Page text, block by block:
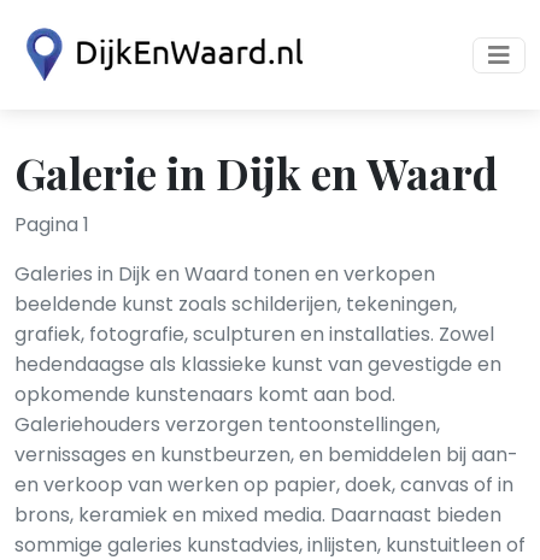
Galerie in Dijk en Waard
Pagina 1
Galeries in Dijk en Waard tonen en verkopen
beeldende kunst zoals schilderijen, tekeningen,
grafiek, fotografie, sculpturen en installaties. Zowel
hedendaagse als klassieke kunst van gevestigde en
opkomende kunstenaars komt aan bod.
Galeriehouders verzorgen tentoonstellingen,
vernissages en kunstbeurzen, en bemiddelen bij aan-
en verkoop van werken op papier, doek, canvas of in
brons, keramiek en mixed media. Daarnaast bieden
sommige galeries kunstadvies, inlijsten, kunstuitleen of